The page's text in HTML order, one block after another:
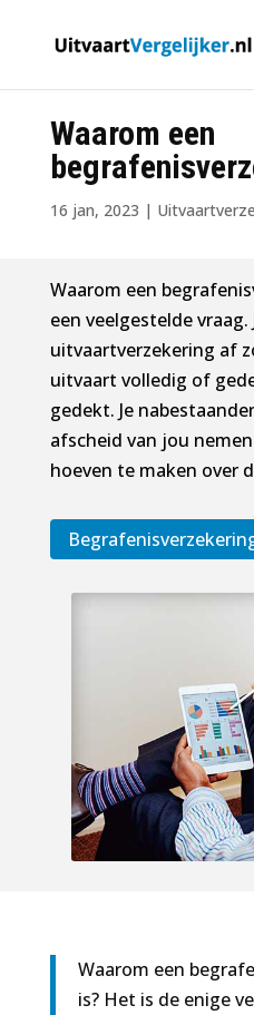
Waarom een
16 jan, 2023 |
Waarom een
een veelgestelde vraag.
uitvaartverzekering af
uitvaart volledig of
gedekt. Je
afscheid van jou
hoeven te maken over
Waarom een
is? Het is de enige